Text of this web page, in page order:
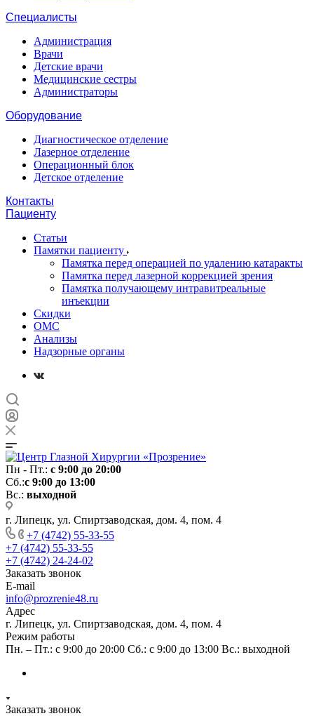
Специалисты
Администрация
Врачи
Детские врачи
Медицинские сестры
Администраторы
Оборудование
Диагностическое отделение
Лазерное отделение
Операционный блок
Детское отделение
Контакты
Пациенту
Статьи
Памятки пациенту
Памятка перед операцией по удалению катаракты
Памятка перед лазерной коррекцией зрения
Памятка получающему интравитреальные
инъекции
Скидки
ОМС
Анализы
Надзорные органы
Пн - Пт.: с 9:00 до 20:00
Сб.:с 9:00 до 13:00
Вс.: выходной
г. Липецк, ул. Спиртзаводская, дом. 4, пом. 4
+7 (4742) 55-33-55
+7 (4742) 55-33-55
+7 (4742) 24-24-02
Заказать звонок
E-mail
info@prozrenie48.ru
Адрес
г. Липецк, ул. Спиртзаводская, дом. 4, пом. 4
Режим работы
Пн. – Пт.: с 9:00 до 20:00 Сб.: с 9:00 до 13:00 Вс.: выходной
Заказать звонок